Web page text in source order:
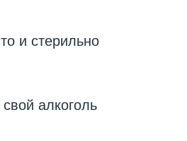
и стерильно
алкоголь